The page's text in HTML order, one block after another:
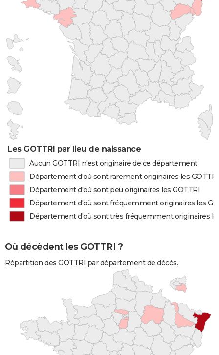
Les GOTTRI par lieu de naissance
Aucun GOTTRI n'est originaire de ce département
Département d'où sont rarement originaires les GOTTRI
Département d'où sont peu originaires les GOTTRI
Département d'où sont fréquemment originaires les
Département d'où sont très fréquemment originaires
Où décèdent les GOTTRI ?
Répartition des GOTTRI par département de décès.